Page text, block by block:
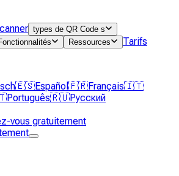
types de QR Code s
Ressources Tarifs
🇪🇸Español 🇫🇷Français🇮🇹
Português🇷🇺Русский
vous gratuitement